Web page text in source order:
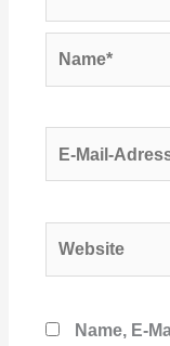
Mail-
Name, E-